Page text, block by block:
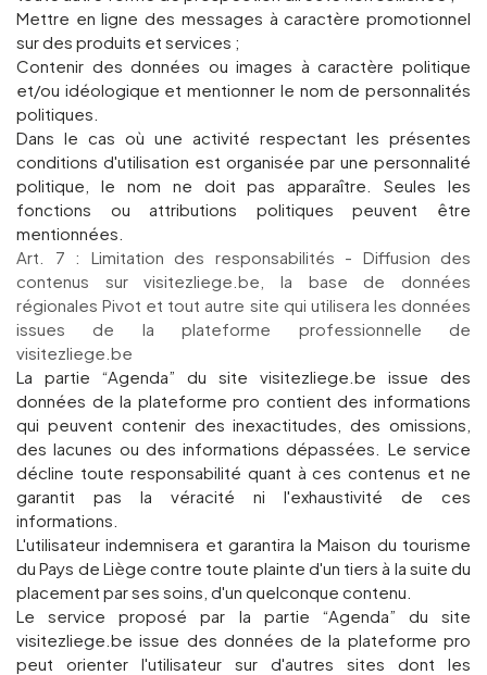
Mettre en ligne des messages à caractère promotionnel
sur des produits et services ;
Contenir des données ou images à caractère politique
et/ou idéologique et mentionner le nom de personnalités
politiques.
Dans le cas où une activité respectant les présentes
conditions d'utilisation est organisée par une personnalité
politique, le nom ne doit pas apparaître. Seules les
fonctions ou attributions politiques peuvent être
mentionnées.
Art. 7 : Limitation des responsabilités - Diffusion des
contenus sur visitezliege.be, la base de données
régionales Pivot et tout autre site qui utilisera les données
issues de la plateforme professionnelle de
visitezliege.be
La partie “Agenda” du site visitezliege.be issue des
données de la plateforme pro contient des informations
qui peuvent contenir des inexactitudes, des omissions,
des lacunes ou des informations dépassées. Le service
décline toute responsabilité quant à ces contenus et ne
garantit pas la véracité ni l'exhaustivité de ces
informations.
L'utilisateur indemnisera et garantira la Maison du tourisme
du Pays de Liège contre toute plainte d'un tiers à la suite du
placement par ses soins, d'un quelconque contenu.
Le service proposé par la partie “Agenda” du site
visitezliege.be issue des données de la plateforme pro
peut orienter l'utilisateur sur d'autres sites dont les